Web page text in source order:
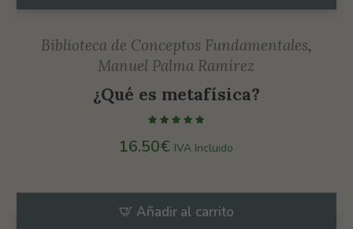
Biblioteca de Conceptos Fundamentales,
Manuel Palma Ramírez
¿Qué es metafísica?
16.50€ IVA Incluido
Añadir al carrito